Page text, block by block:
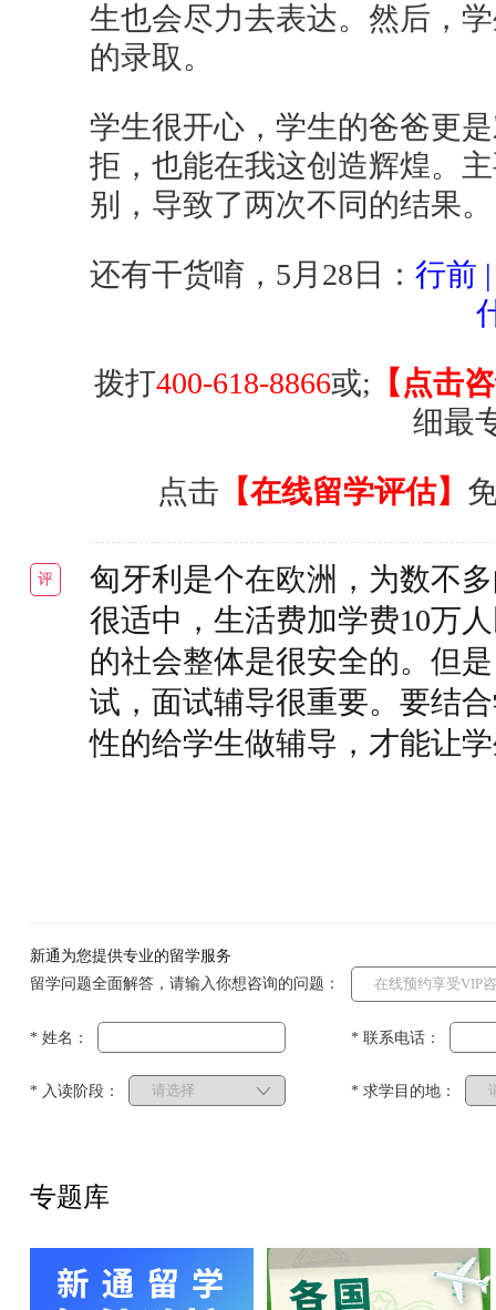
生也会尽力去表达。然后，
的录取。
学生很开心，学生的爸爸更
拒，也能在我这创造辉煌。
别，导致了两次不同的结果。
还有干货唷，5月28日： 行前
拨打400-618-8866或; 【点击
细最
点击 【在线留学评估】
评
匈牙利是个在欧洲，为数不
很适中，生活费加学费10万
的社会整体是很安全的。但
试，面试辅导很重要。要结
性的给学生做辅导，才能让
新通为您提供专业的留学服务
留学问题全面解答，请输入你想咨询的问题：
* 姓名： * 联系电话：
* 入读阶段： * 求学目的地：
专题库